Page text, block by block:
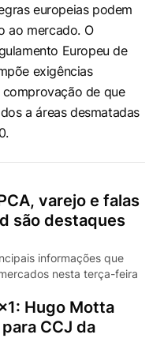
europeias podem
ao mercado. O
Europeu de
exigências
de que
a áreas desmatadas
varejo e falas
são destaques
informações que
nesta terça-feira
Hugo Motta
CCJ da